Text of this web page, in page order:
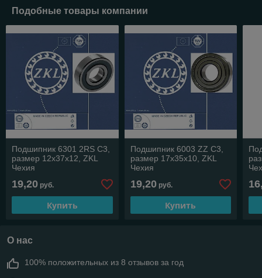
Подобные товары компании
Подшипник 6301 2RS С3,
размер 12х37х12, ZKL
Чехия
19,20 руб.
Купить
Подшипник 6003 ZZ C3,
размер 17х35х10, ZKL
Чехия
19,20руб.
Купить
О нас
100% положительных из 8 отзывов за год